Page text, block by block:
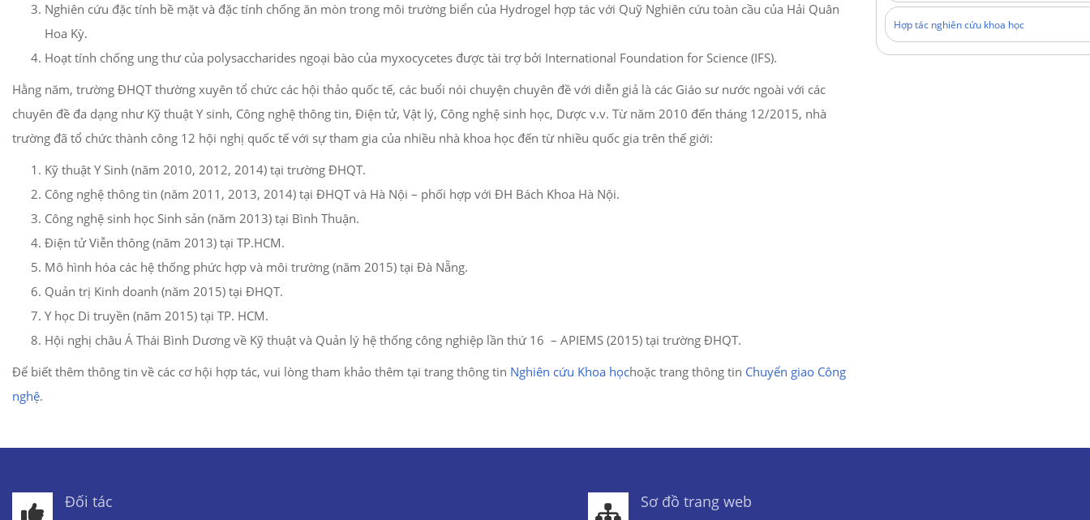
Nghiên cứu đặc tính bề mặt và đặc tính chống ăn mòn trong môi trường biển của Hydrogel hợp tác với Quỹ Nghiên cứu toàn cầu của Hải Quân
Hoa Kỳ.
Hoạt tính chống ung thư của polysaccharides ngoại bào của myxocycetes được tài trợ bởi International Foundation for Science (IFS).
Hằng năm, trường ĐHQT thường xuyên tổ chức các hội thảo quốc tế, các buổi nói chuyện chuyên đề với diễn giả là các Giáo sư nước ngoài với các
chuyên đề đa dạng như Kỹ thuật Y sinh, Công nghệ thông tin, Điện tử, Vật lý, Công nghệ sinh học, Dược v.v. Từ năm 2010 đến tháng 12/2015, nhà
trường đã tổ chức thành công 12 hội nghị quốc tế với sự tham gia của nhiều nhà khoa học đến từ nhiều quốc gia trên thế giới:
Kỹ thuật Y Sinh (năm 2010, 2012, 2014) tại trường ĐHQT.
Công nghệ thông tin (năm 2011, 2013, 2014) tại ĐHQT và Hà Nội – phối hợp với ĐH Bách Khoa Hà Nội.
Công nghệ sinh học Sinh sản (năm 2013) tại Bình Thuận.
Điện tử Viễn thông (năm 2013) tại TP.HCM.
Mô hình hóa các hệ thống phức hợp và môi trường (năm 2015) tại Đà Nẵng.
Quản trị Kinh doanh (năm 2015) tại ĐHQT.
Y học Di truyền (năm 2015) tại TP. HCM.
Hội nghị châu Á Thái Bình Dương về Kỹ thuật và Quản lý hệ thống công nghiệp lần thứ 16 – APIEMS (2015) tại trường ĐHQT.
Để biết thêm thông tin về các cơ hội hợp tác, vui lòng tham khảo thêm tại trang thông tin Nghiên cứu Khoa họchoặc trang thông tin Chuyển giao Công
nghệ.
Hợp tác nghiên cứu khoa học
Đối tác Sơ đồ trang web